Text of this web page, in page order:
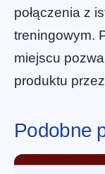
połączenia z
treningowym.
miejscu
produktu
Podobne